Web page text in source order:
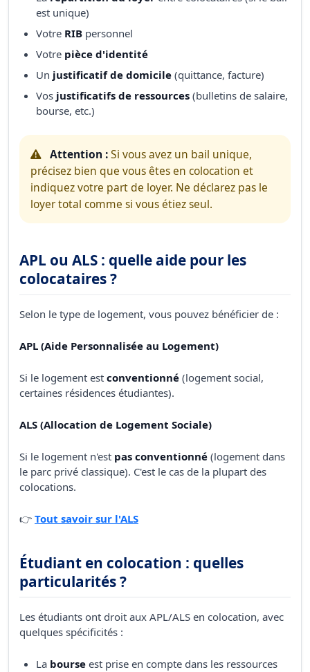
est unique)
Votre RIB personnel
Votre pièce d'identité
Un justificatif de domicile (quittance, facture)
Vos justificatifs de ressources (bulletins de salaire,
bourse, etc.)
Attention :Si vous avez un bail unique,
précisez bien que vous êtes en colocation et
indiquez votre part de loyer. Ne déclarez pas le
loyer total comme si vous étiez seul.
APL ou ALS : quelle aide pour les
colocataires ?
Selon le type de logement, vous pouvez bénéficier de :
APL (Aide Personnalisée au Logement)
Si le logement est conventionné (logement social,
certaines résidences étudiantes).
ALS (Allocation de Logement Sociale)
Si le logement n'est pas conventionné (logement dans
le parc privé classique). C'est le cas de la plupart des
colocations.
👉 Tout savoir sur l'ALS
Étudiant en colocation : quelles
particularités ?
Les étudiants ont droit aux APL/ALS en colocation, avec
quelques spécificités :
La bourse est prise en compte dans les ressources